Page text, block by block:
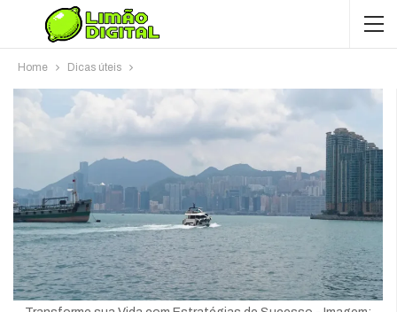
Home Dicas úteis